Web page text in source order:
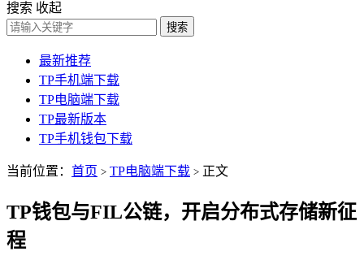
搜索 收起
搜索
最新推荐
TP手机端下载
TP电脑端下载
TP最新版本
TP手机钱包下载
当前位置： 首页 > TP电脑端下载 > 正文
TP钱包与FIL公链，开启分布式存储新征
程